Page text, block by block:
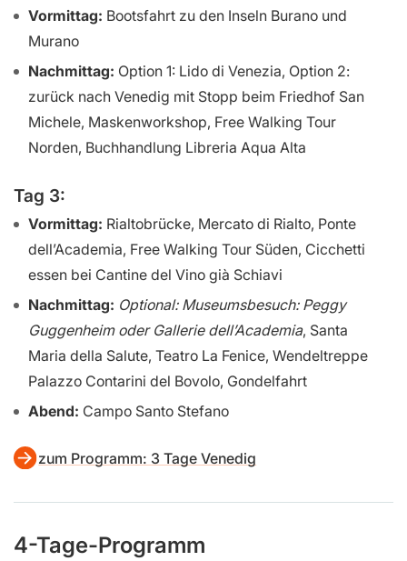
Vormittag: Bootsfahrt zu den Inseln Burano und
Murano
Nachmittag: Option 1: Lido di Venezia, Option 2:
zurück nach Venedig mit Stopp beim Friedhof San
Michele, Maskenworkshop, Free Walking Tour
Norden, Buchhandlung Libreria Aqua Alta
Tag 3:
Vormittag: Rialtobrücke, Mercato di Rialto, Ponte
dell’Academia, Free Walking Tour Süden, Cicchetti
essen bei Cantine del Vino già Schiavi
Nachmittag: Optional: Museumsbesuch: Peggy
Guggenheim oder Gallerie dell’Academia, Santa
Maria della Salute, Teatro La Fenice, Wendeltreppe
Palazzo Contarini del Bovolo, Gondelfahrt
Abend: Campo Santo Stefano
zum Programm: 3 Tage Venedig
4-Tage-Programm